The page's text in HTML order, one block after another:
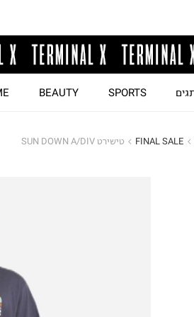
SPORTS
BEAUTY
FINAL SALE טישירט SUN DOWN A/DIV